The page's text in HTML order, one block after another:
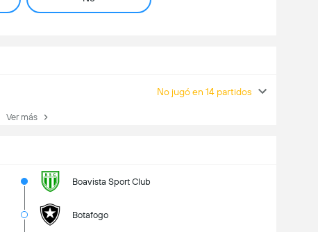
No jugó en 14 partidos
Ver más
Boavista Sport Club
Botafogo